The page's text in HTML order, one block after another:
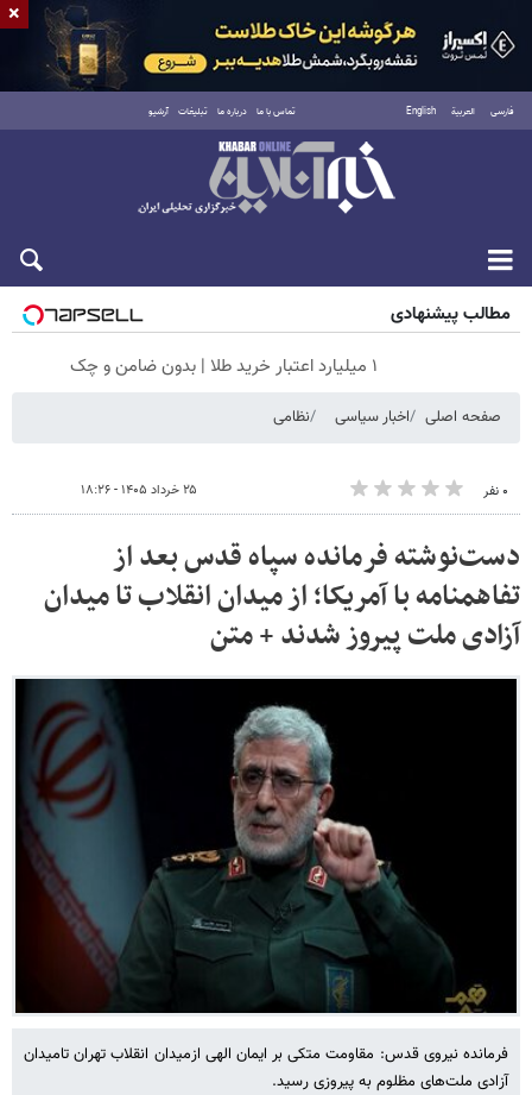
فارسی العربية English تماس با ما درباره ما تبلیغات آرشیو
شنبه ۱۷ مرداد ۱۴۰۵
مطالب پیشنهادی
۱ میلیارد اعتبار خرید طلا | بدون ضامن و چک
صفحه اصلی اخبار سیاسی نظامی
۰ نفر ۲۵ خرداد ۱۴۰۵ - ۱۸:۲۶
دست‌نوشته فرمانده سپاه قدس بعد از
تفاهمنامه با آمریکا؛ از میدان انقلاب تا میدان
آزادی ملت پیروز شدند + متن
فرمانده نیروی قدس: مقاومت متکی بر ایمان الهی ازمیدان انقلاب تهران تامیدان
آزادی ملت‌های مظلوم به پیروزی رسید.
×